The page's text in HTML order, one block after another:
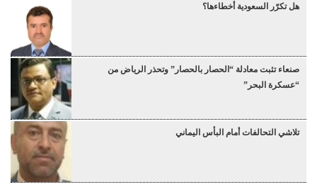
هل تكرّر السعودية أخطاءها؟
صنعاء تثبت معادلة “الحصار بالحصار” وتحذر الرياض من
“عسكرة البحر”
تلاشي التحالفات أمام البأس اليماني